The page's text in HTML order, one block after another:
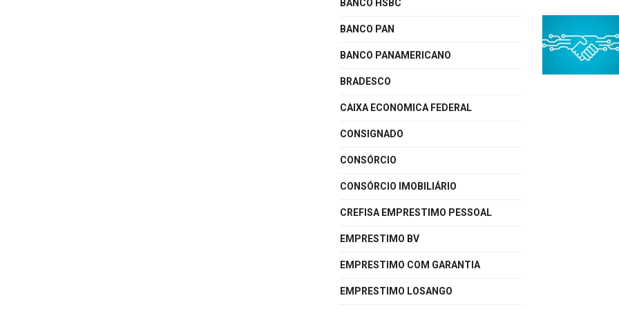
BANCO HSBC
BANCO PAN
BANCO PANAMERICANO
BRADESCO
CAIXA ECONOMICA FEDERAL
CONSIGNADO
CONSÓRCIO
CONSÓRCIO IMOBILIÁRIO
CREFISA EMPRESTIMO PESSOAL
EMPRESTIMO BV
EMPRESTIMO COM GARANTIA
EMPRESTIMO LOSANGO